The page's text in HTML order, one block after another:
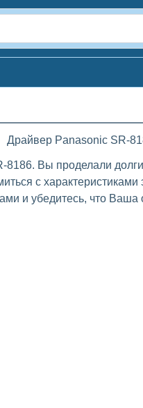
Драйвер Panasonic SR-
Вы проделали
с
и убедитесь, что